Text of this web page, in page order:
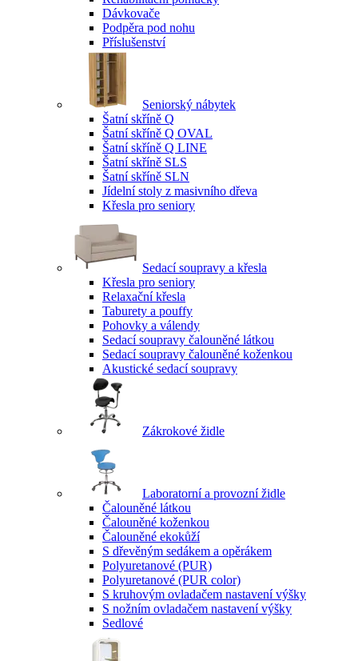
Dávkovače
Podpěra pod nohu
Příslušenství
Seniorský nábytek
Šatní skříně Q
Šatní skříně Q OVAL
Šatní skříně Q LINE
Šatní skříně SLS
Šatní skříně SLN
Jídelní stoly z masivního dřeva
Křesla pro seniory
Sedací soupravy a křesla
Křesla pro seniory
Relaxační křesla
Taburety a pouffy
Pohovky a válendy
Sedací soupravy čalouněné látkou
Sedací soupravy čalouněné koženkou
Akustické sedací soupravy
Zákrokové židle
Laboratorní a provozní židle
Čalouněné látkou
Čalouněné koženkou
Čalouněné ekokůží
S dřevěným sedákem a opěrákem
Polyuretanové (PUR)
Polyuretanové (PUR color)
S kruhovým ovladačem nastavení výšky
S nožním ovladačem nastavení výšky
Sedlové